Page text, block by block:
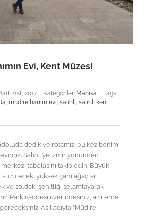
Evi, Kent Müzesi
21st, 2017 | Kategoriler: Manisa | Tags:
müdire hanım evi salihli salihli kent
dedik ve rotamızı bu kez benim
Salihli’ye İzmir yönünden
tabelasını takip edin. Büyük
süzülecek, yüksek çam ağaçları
ve soldaki şehitliği selamlayarak
Park caddesi üzerindesiniz, az ilerde
Asıl adıyla “Müdire